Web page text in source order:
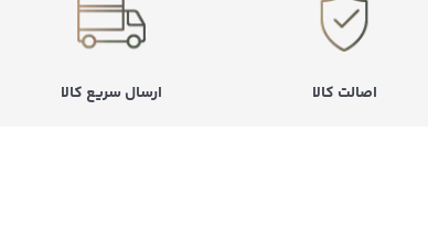
اصالت کالا ارسال سریع کالا